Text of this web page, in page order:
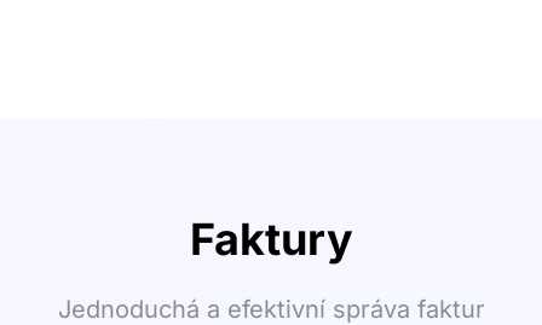
Faktury
Jednoduchá a efektivní správa faktur